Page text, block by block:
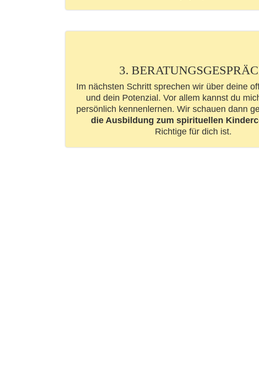
3.
Im nächsten Schritt sprechen wir über deine
und dein Potenzial. Vor allem kannst du
persönlich kennenlernen. Wir schauen dann
die Ausbildung zum spirituellen
Richtige für dich ist.